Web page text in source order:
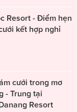
Resort - Điểm hẹn
kết hợp nghỉ
cưới trong mơ
- Trung tại
Resort